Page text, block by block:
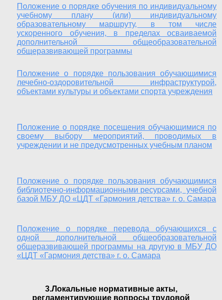
Положение о порядке обучения по индивидуальному
учебному плану (или) индивидуальному
образовательному маршруту, в том числе
ускоренного обучения, в пределах осваиваемой
дополнительной общеобразовательной
общеразвивающей программы
Положение о порядке пользования обучающимися
лечебно-оздоровительной инфраструктурой,
объектами культуры и объектами спорта учреждения
Положение о порядке посещения обучающимися по
своему выбору мероприятий, проводимых в
учреждении и не предусмотренных учебным планом
Положение о порядке пользования обучающимися
библиотечно-информационными ресурсами, учебной
базой МБУ ДО «ЦДТ «Гармония детства» г. о. Самара
Положение о порядке перевода обучающихся с
одной дополнительной общеобразовательной
общеразвивающей программы на другую в МБУ ДО
«ЦДТ «Гармония детства» г. о. Самара
3.Локальные нормативные акты,
регламентирующие вопросы трудовой